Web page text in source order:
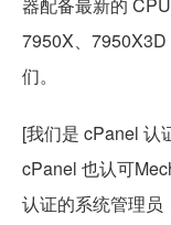
7950X、
们。
[我们是 cPanel 认
cPanel 也认可
认证的系统管理员